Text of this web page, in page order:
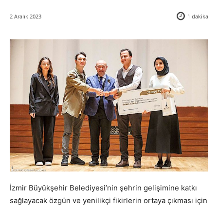
2 Aralık 2023 1 dakika
İzmir Büyükşehir Belediyesi’nin şehrin gelişimine katkı
sağlayacak özgün ve yenilikçi fikirlerin ortaya çıkması için